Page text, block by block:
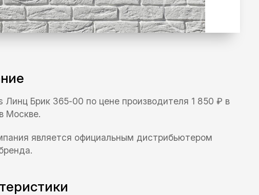
Линц Брик 365-00 по цене производителя 1 850 ₽ в
Москве.
является официальным дистрибьютером